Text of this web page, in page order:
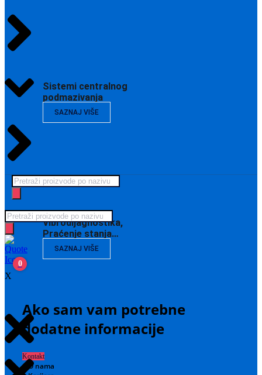
Sistemi centralnog
podmazivanja
SAZNAJ VIŠE
Vibrodijagnostika,
Praćenje stanja…
SAZNAJ VIŠE
Ako sam vam potrebne
dodatne informacije
Kontakt
O nama
Products
search
Products
search
0
X